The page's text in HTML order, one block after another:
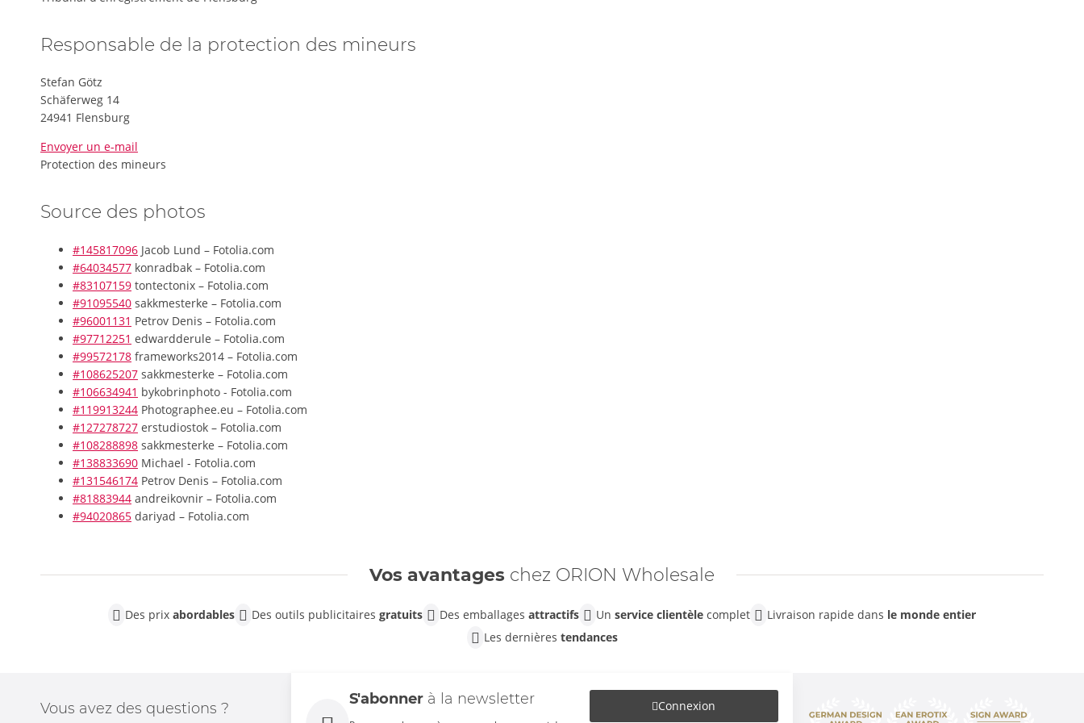
Responsable de la protection des mineurs
Stefan Götz
Schäferweg 14
24941 Flensburg
Envoyer un e-mail
Protection des mineurs
Source des photos
#145817096 Jacob Lund – Fotolia.com
#64034577 konradbak – Fotolia.com
#83107159 tontectonix – Fotolia.com
#91095540 sakkmesterke – Fotolia.com
#96001131 Petrov Denis – Fotolia.com
#97712251 edwardderule – Fotolia.com
#99572178 frameworks2014 – Fotolia.com
#108625207 sakkmesterke – Fotolia.com
#106634941 bykobrinphoto - Fotolia.com
#119913244 Photographee.eu – Fotolia.com
#127278727 erstudiostok – Fotolia.com
#108288898 sakkmesterke – Fotolia.com
#138833690 Michael - Fotolia.com
#131546174 Petrov Denis – Fotolia.com
#81883944 andreikovnir – Fotolia.com
#94020865 dariyad – Fotolia.com
Vos avantages chez ORION Wholesale
Des prix abordables Des outils publicitaires gratuits Des emballages attractifs Un service clientèle complet Livraison rapide dans le monde entier
Les dernières tendances
Vous avez des questions ?
S'abonner à la newsletter Connexion